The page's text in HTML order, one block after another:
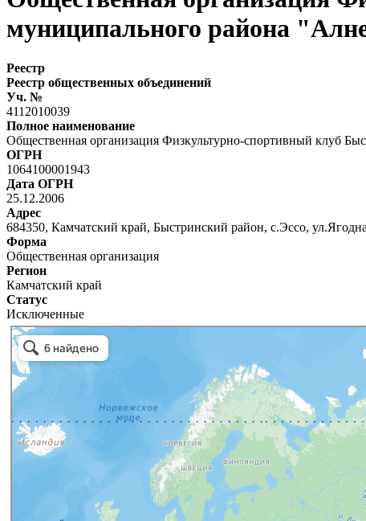
муниципального района
Реестр
Реестр общественных объединений
Уч. №
4112010039
Полное наименование
Общественная организация Физкультурно-спортивный клуб
ОГРН
1064100001943
Дата ОГРН
25.12.2006
Адрес
684350, Камчатский край, Быстринский район, с.Эссо,
Форма
Общественная организация
Регион
Камчатский край
Статус
Исключенные